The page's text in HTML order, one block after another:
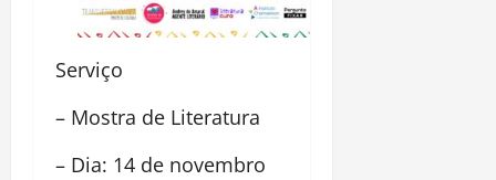
Serviço
– Mostra de Literatura
– Dia: 14 de novembro